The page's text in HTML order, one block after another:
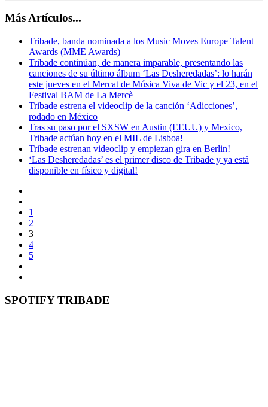
Más Artículos...
Tribade, banda nominada a los Music Moves Europe Talent
Awards (MME Awards)
Tribade continúan, de manera imparable, presentando las
canciones de su último álbum ‘Las Desheredadas’: lo harán
este jueves en el Mercat de Música Viva de Vic y el 23, en el
Festival BAM de La Mercè
Tribade estrena el videoclip de la canción ‘Adicciones’,
rodado en México
Tras su paso por el SXSW en Austin (EEUU) y Mexico,
Tribade actúan hoy en el MIL de Lisboa!
Tribade estrenan videoclip y empiezan gira en Berlin!
‘Las Desheredadas’ es el primer disco de Tribade y ya está
disponible en físico y digital!
1
2
3
4
5
SPOTIFY TRIBADE